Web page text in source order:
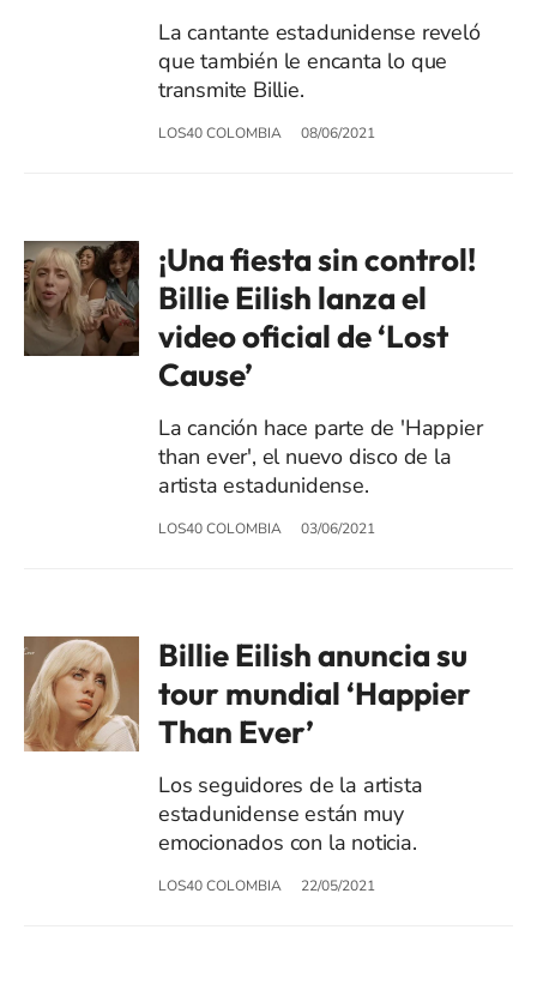
La cantante estadunidense reveló
que también le encanta lo que
transmite Billie.
LOS40 COLOMBIA 08/06/2021
¡Una fiesta sin control!
Billie Eilish lanza el
video oficial de ‘Lost
Cause’
La canción hace parte de 'Happier
than ever', el nuevo disco de la
artista estadunidense.
LOS40 COLOMBIA 03/06/2021
Billie Eilish anuncia su
tour mundial ‘Happier
Than Ever’
Los seguidores de la artista
estadunidense están muy
emocionados con la noticia.
LOS40 COLOMBIA 22/05/2021